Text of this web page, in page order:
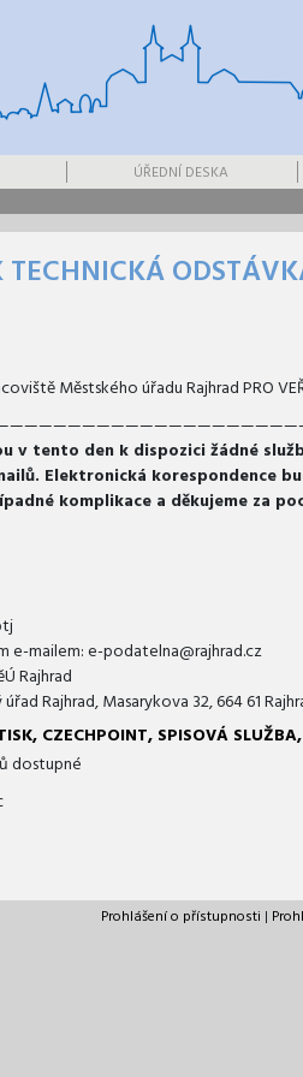
ÚŘEDNÍ DESKA
TECHNICKÁ
Městského úřadu Rajhrad PRO
v tento den k dispozici žádné
Elektronická korespondence
komplikace a děkujeme za
e-mailem: e-podatelna@rajhrad.cz
Rajhrad
Rajhrad, Masarykova 32, 664 61
CZECHPOINT, SPISOVÁ
dostupné
Prohlášení o přístupnosti |